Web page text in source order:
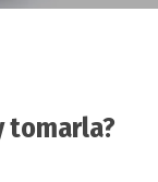
tomarla?